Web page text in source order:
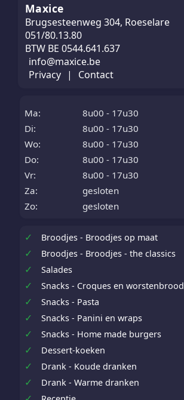
Maxice
Brugsesteenweg 304, Roeselare
051/80.13.80
BTW BE 0544.641.637
info@maxice.be
Privacy
| Contact
Ma:
8u00 - 17u30
Di:
8u00 - 17u30
Wo:
8u00 - 17u30
Do:
8u00 - 17u30
Vr:
8u00 - 17u30
Za:
gesloten
Zo:
gesloten
✓ Broodjes - Broodjes op maat
✓ Broodjes - Broodjes - the classics
✓ Salades
✓ Snacks - Croques en worstenbrood
✓ Snacks - Pasta
✓ Snacks - Panini en wraps
✓ Snacks - Home made burgers
✓ Dessert-koeken
✓ Drank - Koude dranken
✓ Drank - Warme dranken